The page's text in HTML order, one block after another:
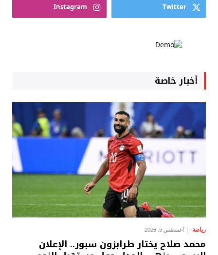
Twitter
Instagram
أخبار خاصة
رياضة أغسطس 5, 2026
محمد صلاح يختار طرابزون سبور.. الإعلان